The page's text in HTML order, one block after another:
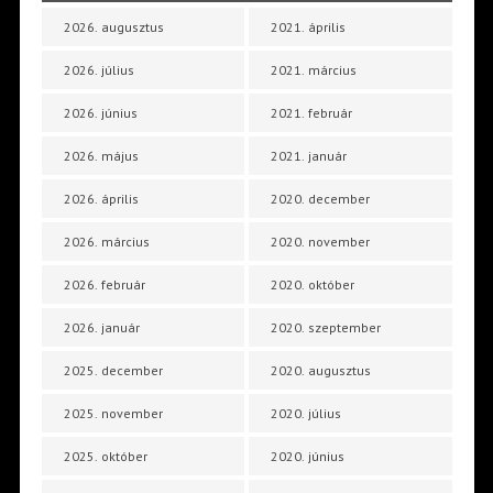
2026. augusztus
2026. július
2026. június
2026. május
2026. április
2026. március
2026. február
2026. január
2025. december
2025. november
2025. október
2021. április
2021. március
2021. február
2021. január
2020. december
2020. november
2020. október
2020. szeptember
2020. augusztus
2020. július
2020. június